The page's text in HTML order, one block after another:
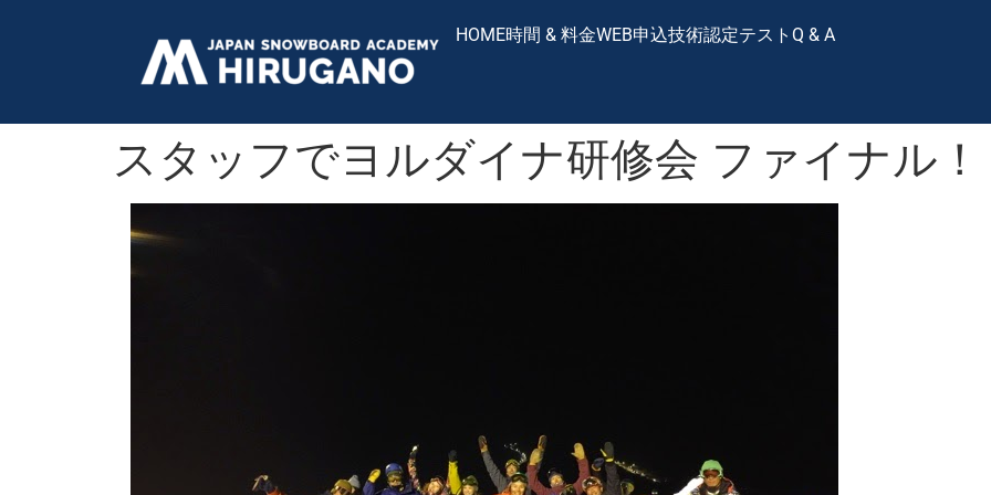
HOME時間 & 料金WEB申込技術認定テスト Q & A
スタッフでヨルダイナ研修会 ファイナル！